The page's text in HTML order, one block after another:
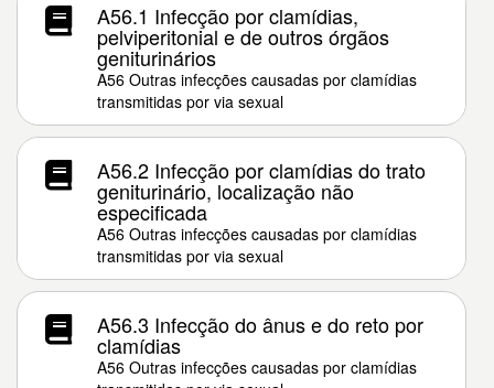
A56.1 Infecção por clamídias,
pelviperitonial e de outros órgãos
geniturinários
A56 Outras infecções causadas por clamídias
transmitidas por via sexual
A56.2 Infecção por clamídias do trato
geniturinário, localização não
especificada
A56 Outras infecções causadas por clamídias
transmitidas por via sexual
A56.3 Infecção do ânus e do reto por
clamídias
A56 Outras infecções causadas por clamídias